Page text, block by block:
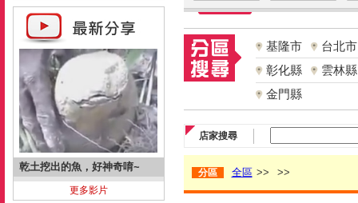
乾土挖出的魚，好神奇唷~
更多影片
基隆市
台北市
彰化縣
雲林縣
金門縣
店家搜尋
分區 全區 >> >>